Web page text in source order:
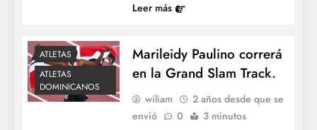
Leer más
ATLETAS
ATLETAS
DOMINICANOS
Marileidy Paulino correrá
en la Grand Slam Track.
wiliam
2 años desde que se
envió
0 3 minutos